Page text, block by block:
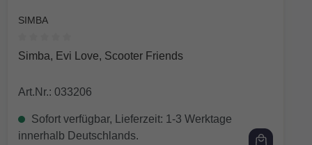
SIMBA
Durchschnittliche Bewertung von 0 von 5 Sternen
Simba, Evi Love, Scooter Friends
Art.Nr.: 033206
Sofort verfügbar, Lieferzeit: 1-3 Werktage
innerhalb Deutschlands.